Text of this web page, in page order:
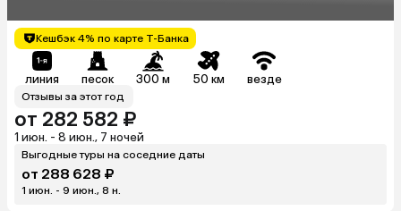
Кешбэк 4% по карте Т-Банка
линия песок 300 м 50 км везде
Отзывы за этот год
от 282 582 ₽
1 июн. - 8 июн., 7 ночей
Выгодные туры на соседние даты
от 288 628 ₽
1 июн. - 9 июн., 8 н.